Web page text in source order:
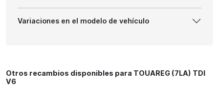
Variaciones en el modelo de vehículo
Otros recambios disponibles para TOUAREG (7LA) TDI
V6